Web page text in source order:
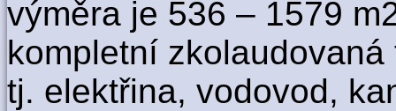
výměra je 536 – 1579
kompletní
tj. elektřina, vodovod,